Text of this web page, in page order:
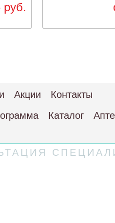
руб.
Акции
Контакты
Каталог